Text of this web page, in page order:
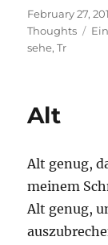
Posted
on
February 27,
Thoughts
sehe,Tr
Alt
Alt genug,
meinem
Alt genug,